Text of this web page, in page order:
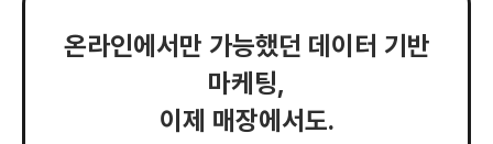
온라인에서만 가능했던 데이터 기반
마케팅,
이제 매장에서도.